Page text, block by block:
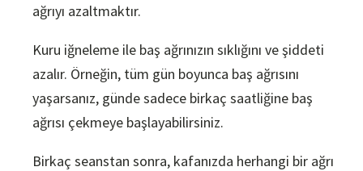
ağrıyı azaltmaktır.
Kuru iğneleme ile baş ağrınızın sıklığını ve şiddeti
azalır. Örneğin, tüm gün boyunca baş ağrısını
yaşarsanız, günde sadece birkaç saatliğine baş
ağrısı çekmeye başlayabilirsiniz.
Birkaç seanstan sonra, kafanızda herhangi bir ağrı